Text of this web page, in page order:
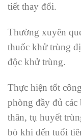
tiết thay đổi.
Thường xuyên
thuốc khử trùng
độc khử trùng.
Thực hiện tốt
phòng đầy đủ
thân, tụ huyết
bò khi đến tuổi